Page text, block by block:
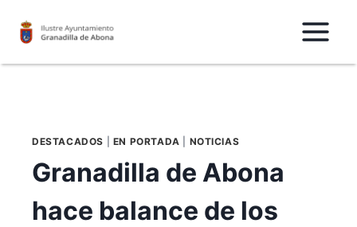
DESTACADOS EN PORTADA NOTICIAS
Granadilla de Abona
hace balance de los